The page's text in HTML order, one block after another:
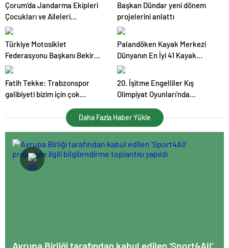
Çorum’da Jandarma Ekipleri
Çocukları ve Aileleri
Bilgilendiriyor
Başkan Dündar yeni dönem
projelerini anlattı
Türkiye Motosiklet
Federasyonu Başkanı Bekir
Yunus Uçar, Dünya Kar
Türk sporcuların yarışacağını
açıkladı
Palandöken Kayak Merkezi
Dünyanın En İyi 41 Kayak
Merkezi Arasında 18. Sırada
Fatih Tekke: Trabzonspor
galibiyeti bizim için çok
20. İşitme Engelliler Kış
Olimpiyat Oyunları’nda
Daha Fazla Haber Yükle